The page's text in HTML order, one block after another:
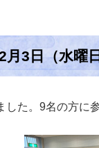
3日（水曜
た。9名の方に